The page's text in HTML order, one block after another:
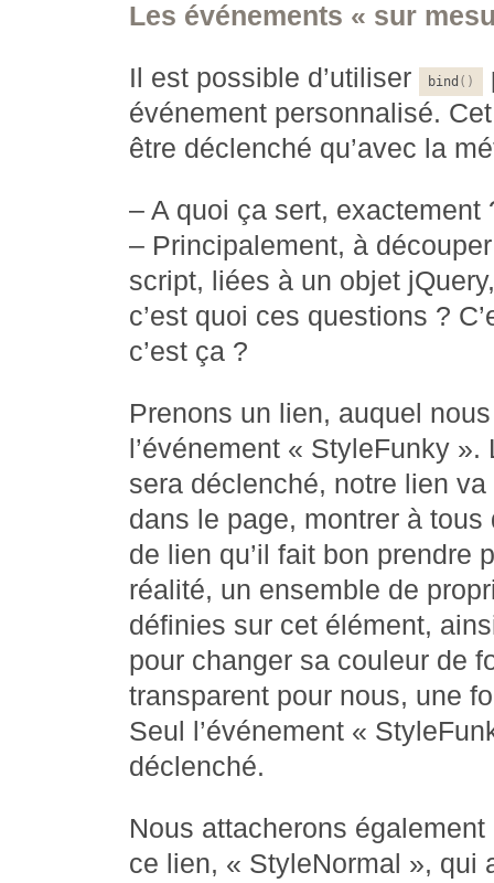
Les événements « sur
Il est possible d’utiliser bind ( )
événement personnalisé.
être déclenché qu’avec la
– A quoi ça sert, exactement
– Principalement, à
script, liées à un objet
c’est quoi ces questions ?
c’est ça ?
Prenons un lien, auquel
l’événement « StyleFunky
sera déclenché, notre lien
dans le page, montrer à tous
de lien qu’il fait bon prendre
réalité, un ensemble de
définies sur cet élément,
pour changer sa couleur de
transparent pour nous, une
Seul l’événement «
déclenché.
Nous attacherons
ce lien, « StyleNormal », qui